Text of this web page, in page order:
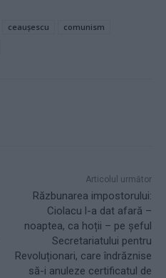
ceaușescu
comunism
Articolul următor
Răzbunarea impostorului:
Ciolacu l-a dat afară –
noaptea, ca hoții – pe șeful
Secretariatului pentru
Revoluționari, care îndrăznise
să-i anuleze certificatul de